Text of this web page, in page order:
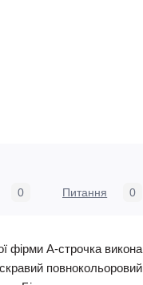
0 Питання 0
фірми А-строчка